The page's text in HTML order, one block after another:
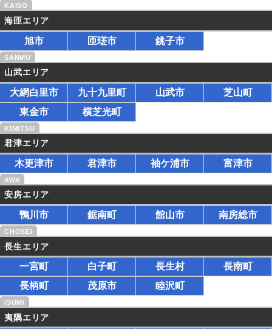
海匝エリア
旭市 匝瑳市 銚子市
山武エリア
大網白里市 九十九里町 山武市
芝山町
東金市
横芝光町
君津エリア
木更津市 君津市 袖ケ浦市 富津市
安房エリア
鴨川市 鋸南町 館山市 南房総市
長生エリア
一宮町 白子町 長生村
長南町
長柄町
茂原市 睦沢町
夷隅エリア